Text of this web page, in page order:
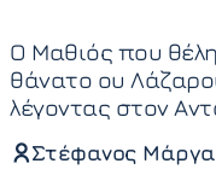
Ο Μαθιός που
θάνατο ου
λέγοντας στον
Στέφανος